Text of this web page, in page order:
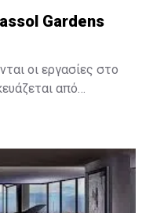
Gardens
οι εργασίες στο
από
ενός, δύο
τεσσάρων και
περιοχή στην